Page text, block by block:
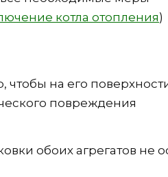
котла отопления)
на его
повреждения
обоих агрегатов не